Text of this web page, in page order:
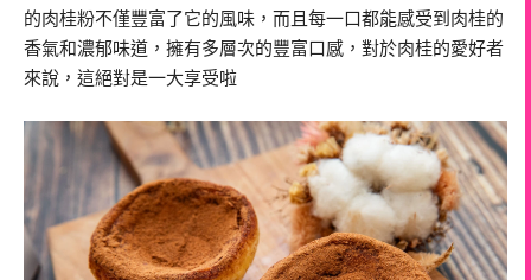
的肉桂粉不僅豐富了它的風味，而且每一口都能感受到肉桂的
香氣和濃郁味道，擁有多層次的豐富口感，對於肉桂的愛好者
來說，這絕對是一大享受啦